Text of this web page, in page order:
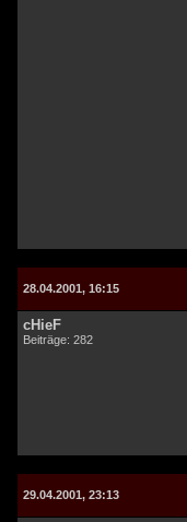
28.04.2001, 16:15
cHieF
Beiträge: 282
29.04.2001, 23:13